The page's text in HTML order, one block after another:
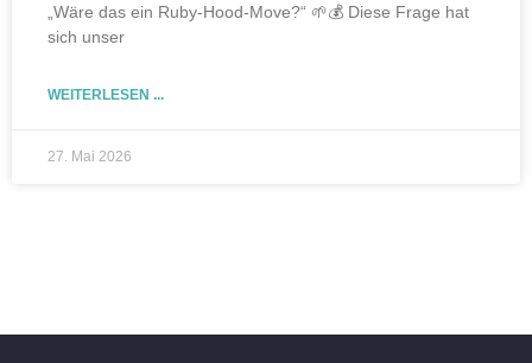
„Wäre das ein Ruby-Hood-Move?“ 🌱💰 Diese Frage hat
sich unser
WEITERLESEN ...
27. Mai 2026